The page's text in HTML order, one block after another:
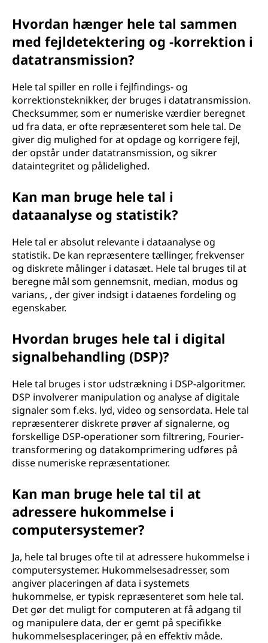
Hvordan hænger hele tal sammen
med fejldetektering og -korrektion i
datatransmission?
Hele tal spiller en rolle i fejlfindings- og
korrektionsteknikker, der bruges i datatransmission.
Checksummer, som er numeriske værdier beregnet
ud fra data, er ofte repræsenteret som hele tal. De
giver dig mulighed for at opdage og korrigere fejl,
der opstår under datatransmission, og sikrer
dataintegritet og pålidelighed.
Kan man bruge hele tal i
dataanalyse og statistik?
Hele tal er absolut relevante i dataanalyse og
statistik. De kan repræsentere tællinger, frekvenser
og diskrete målinger i datasæt. Hele tal bruges til at
beregne mål som gennemsnit, median, modus og
varians, , der giver indsigt i dataenes fordeling og
egenskaber.
Hvordan bruges hele tal i digital
signalbehandling (DSP)?
Hele tal bruges i stor udstrækning i DSP-algoritmer.
DSP involverer manipulation og analyse af digitale
signaler som f.eks. lyd, video og sensordata. Hele tal
repræsenterer diskrete prøver af signalerne, og
forskellige DSP-operationer som filtrering, Fourier-
transformering og datakomprimering udføres på
disse numeriske repræsentationer.
Kan man bruge hele tal til at
adressere hukommelse i
computersystemer?
Ja, hele tal bruges ofte til at adressere hukommelse i
computersystemer. Hukommelsesadresser, som
angiver placeringen af data i systemets
hukommelse, er typisk repræsenteret som hele tal.
Det gør det muligt for computeren at få adgang til
og manipulere data, der er gemt på specifikke
hukommelsesplaceringer, på en effektiv måde.